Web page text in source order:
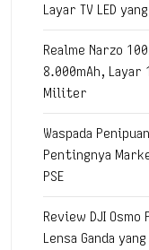
Layar TV LED
Realme Narzo
8.000mAh,
Militer
Waspada
Pentingnya
PSE
Review DJI
Lensa Ganda